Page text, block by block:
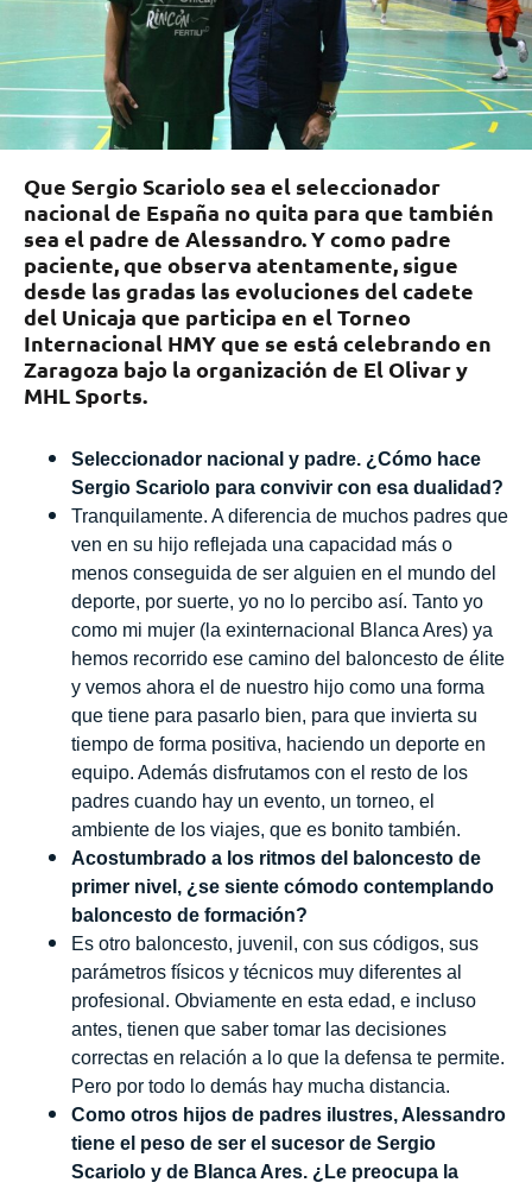
Que Sergio Scariolo sea el seleccionador
nacional de España no quita para que también
sea el padre de Alessandro. Y como padre
paciente, que observa atentamente, sigue
desde las gradas las evoluciones del cadete
del Unicaja que participa en el Torneo
Internacional HMY que se está celebrando en
Zaragoza bajo la organización de El Olivar y
MHL Sports.
Seleccionador nacional y padre. ¿Cómo hace
Sergio Scariolo para convivir con esa dualidad?
Tranquilamente. A diferencia de muchos padres que
ven en su hijo reflejada una capacidad más o
menos conseguida de ser alguien en el mundo del
deporte, por suerte, yo no lo percibo así. Tanto yo
como mi mujer (la exinternacional Blanca Ares) ya
hemos recorrido ese camino del baloncesto de élite
y vemos ahora el de nuestro hijo como una forma
que tiene para pasarlo bien, para que invierta su
tiempo de forma positiva, haciendo un deporte en
equipo. Además disfrutamos con el resto de los
padres cuando hay un evento, un torneo, el
ambiente de los viajes, que es bonito también.
Acostumbrado a los ritmos del baloncesto de
primer nivel, ¿se siente cómodo contemplando
baloncesto de formación?
Es otro baloncesto, juvenil, con sus códigos, sus
parámetros físicos y técnicos muy diferentes al
profesional. Obviamente en esta edad, e incluso
antes, tienen que saber tomar las decisiones
correctas en relación a lo que la defensa te permite.
Pero por todo lo demás hay mucha distancia.
Como otros hijos de padres ilustres, Alessandro
tiene el peso de ser el sucesor de Sergio
Scariolo y de Blanca Ares. ¿Le preocupa la